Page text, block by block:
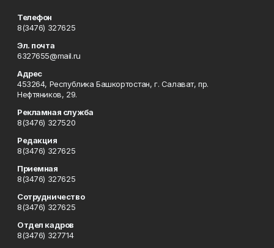
Телефон
8(3476) 327625
Эл. почта
6327655@mail.ru
Адрес
453264, Республика Башкортостан, г. Салават, пр.
Нефтяников, 29.
Рекламная служба
8(3476) 327520
Редакция
8(3476) 327625
Приемная
8(3476) 327625
Сотрудничество
8(3476) 327625
Отдел кадров
8(3476) 327714